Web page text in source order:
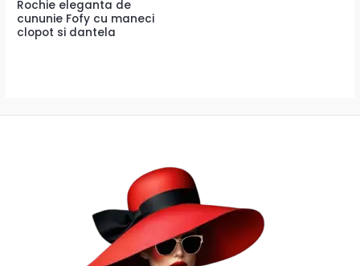
Rochie eleganta de
cununie Fofy cu maneci
clopot si dantela